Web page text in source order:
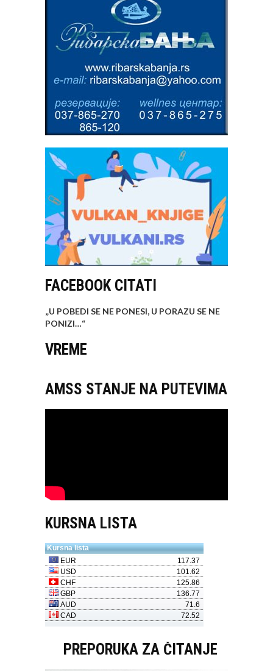
FACEBOOK CITATI
„U POBEDI SE NE PONESI, U PORAZU SE NE
PONIZI…“
VREME
AMSS STANJE NA PUTEVIMA
KURSNA LISTA
PREPORUKA ZA ČITANJE